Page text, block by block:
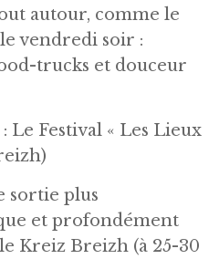
autour, comme le
vendredi soir :
trucks et douceur
: Le Festival « Les Lieux
sortie plus
et profondément
Kreiz Breizh (à 25-30